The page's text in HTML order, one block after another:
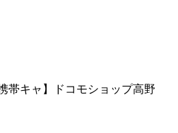
帯キャ】ドコモショップ高野